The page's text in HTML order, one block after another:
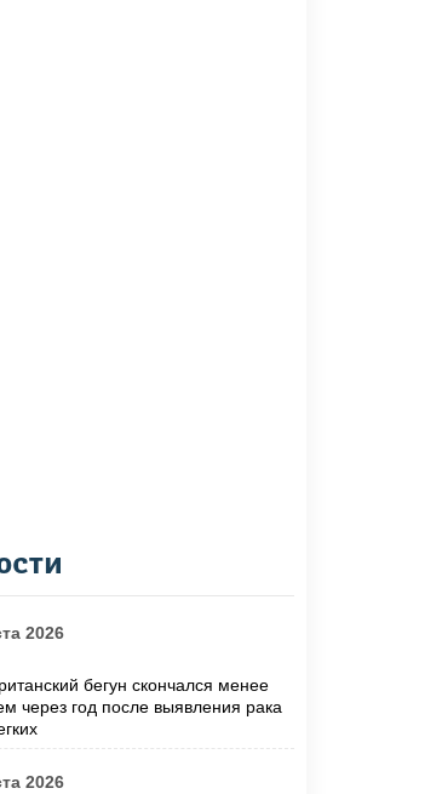
2026
бегун скончался менее
через год после выявления рака
2026